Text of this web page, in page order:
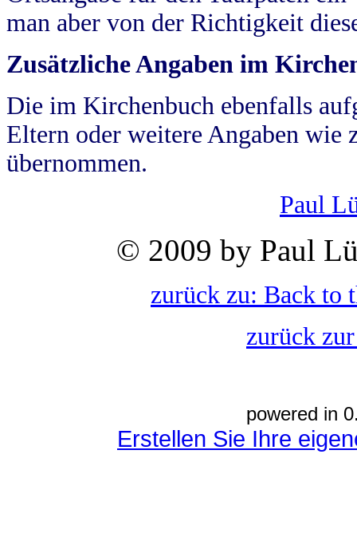
man aber von der Richtigkeit
Zusätzliche Angaben im
Die im Kirchenbuch ebenfalls
Eltern oder weitere Angaben wie
übernommen.
Paul
© 2009 by Paul
zurück zu: Back to
zurück
powered in
Erstellen Sie Ihre